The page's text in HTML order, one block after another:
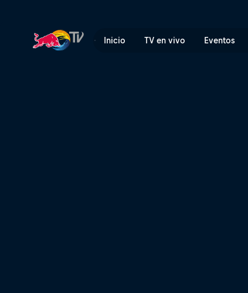
Inicio TV en vivo Eventos